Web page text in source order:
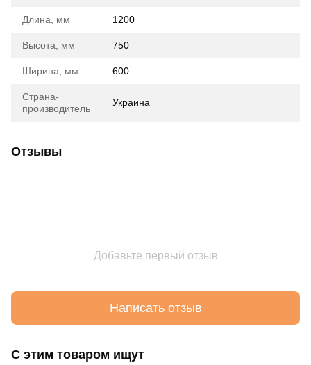
Длина, мм 1200
Высота, мм 750
Ширина, мм 600
Страна-
производитель
Украина
Отзывы
Добавьте первый отзыв
Написать отзыв
С этим товаром ищут